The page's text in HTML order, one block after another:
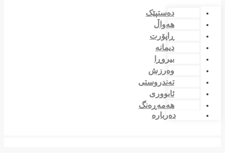
دەستپێک
هەواڵ
ڕاپۆرت
دیمانە
بیروڕا
وەرزش
تەندروستی
ئابووری
هەمەڕەنگ
دەربارە